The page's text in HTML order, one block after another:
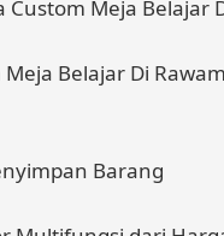
Meja Belajar
Belajar Di
Barang